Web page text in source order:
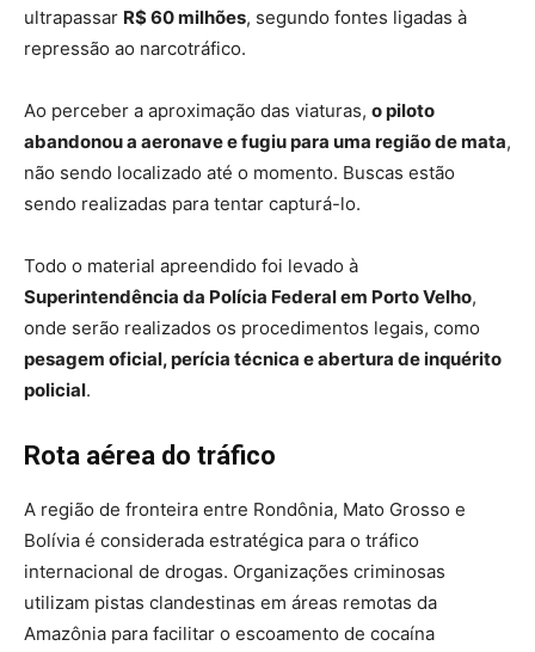
ultrapassar R$ 60 milhões, segundo fontes ligadas à
repressão ao narcotráfico.
Ao perceber a aproximação das viaturas, o piloto
abandonou a aeronave e fugiu para uma região de mata,
não sendo localizado até o momento. Buscas estão
sendo realizadas para tentar capturá-lo.
Todo o material apreendido foi levado à
Superintendência da Polícia Federal em Porto Velho,
onde serão realizados os procedimentos legais, como
pesagem oficial, perícia técnica e abertura de inquérito
policial.
Rota aérea do tráfico
A região de fronteira entre Rondônia, Mato Grosso e
Bolívia é considerada estratégica para o tráfico
internacional de drogas. Organizações criminosas
utilizam pistas clandestinas em áreas remotas da
Amazônia para facilitar o escoamento de cocaína